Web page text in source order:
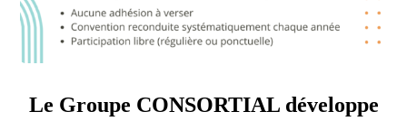
Le Groupe CONSORTIAL développe